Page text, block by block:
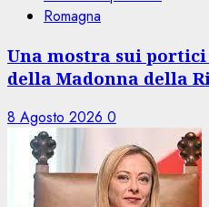
Romagna
Una mostra sui portici
della Madonna della
8 Agosto 2026 0